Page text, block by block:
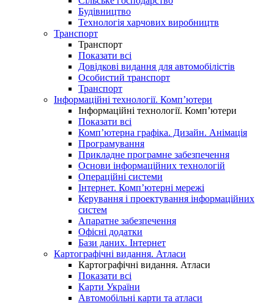
Будівництво
Технологія харчових виробництв
Транспорт
Транспорт
Показати всі
Довідкові видання для автомобілістів
Особистий транспорт
Транспорт
Інформаційні технології. Комп’ютери
Інформаційні технології. Комп’ютери
Показати всі
Комп’ютерна графіка. Дизайн. Анімація
Програмування
Прикладне програмне забезпечення
Основи інформаційних технологій
Операційні системи
Інтернет. Комп’ютерні мережі
Керування і проектування інформаційних
систем
Апаратне забезпечення
Офісні додатки
Бази даних. Інтернет
Картографічні видання. Атласи
Картографічні видання. Атласи
Показати всі
Карти України
Автомобільні карти та атласи